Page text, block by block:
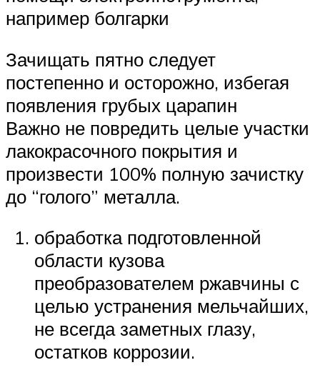
например болгарки
Зачищать пятно следует
постепенно и осторожно, избегая
появления грубых царапин
Важно не повредить целые участки
лакокрасочного покрытия и
произвести 100% полную зачистку
до “голого” металла.
обработка подготовленной
области кузова
преобразователем ржавчины с
целью устранения мельчайших,
не всегда заметных глазу,
остатков коррозии.